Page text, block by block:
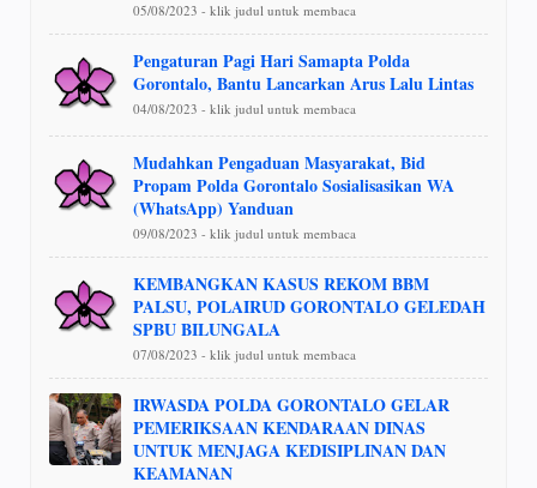
05/08/2023 - klik judul untuk membaca
Pengaturan Pagi Hari Samapta Polda
Gorontalo, Bantu Lancarkan Arus Lalu Lintas
04/08/2023 - klik judul untuk membaca
Mudahkan Pengaduan Masyarakat, Bid
Propam Polda Gorontalo Sosialisasikan WA
(WhatsApp) Yanduan
09/08/2023 - klik judul untuk membaca
KEMBANGKAN KASUS REKOM BBM
PALSU, POLAIRUD GORONTALO GELEDAH
SPBU BILUNGALA
07/08/2023 - klik judul untuk membaca
IRWASDA POLDA GORONTALO GELAR
PEMERIKSAAN KENDARAAN DINAS
UNTUK MENJAGA KEDISIPLINAN DAN
KEAMANAN